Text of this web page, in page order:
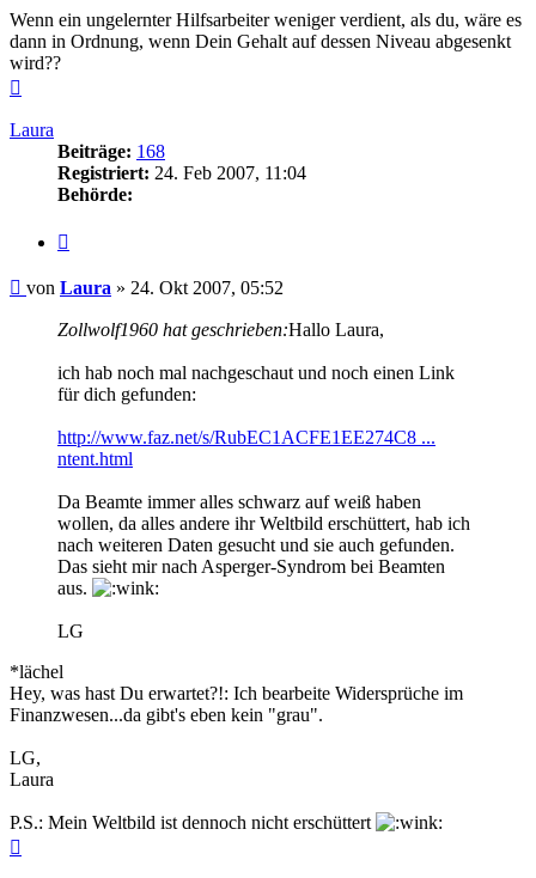
Wenn ein ungelernter Hilfsarbeiter weniger verdient, als du, wäre es
dann in Ordnung, wenn Dein Gehalt auf dessen Niveau abgesenkt
wird??
Laura
Beiträge: 168
Registriert: 24. Feb 2007, 11:04
Behörde:
Beitrag
von Laura » 24. Okt 2007, 05:52
Zollwolf1960 hat geschrieben:Hallo Laura,
ich hab noch mal nachgeschaut und noch einen Link
für dich gefunden:
http://www.faz.net/s/RubEC1ACFE1EE274C8 ...
ntent.html
Da Beamte immer alles schwarz auf weiß haben
wollen, da alles andere ihr Weltbild erschüttert, hab ich
nach weiteren Daten gesucht und sie auch gefunden.
Das sieht mir nach Asperger-Syndrom bei Beamten
aus.
LG
*lächel
Hey, was hast Du erwartet?!: Ich bearbeite Widersprüche im
Finanzwesen...da gibt's eben kein "grau".
LG,
Laura
P.S.: Mein Weltbild ist dennoch nicht erschüttert